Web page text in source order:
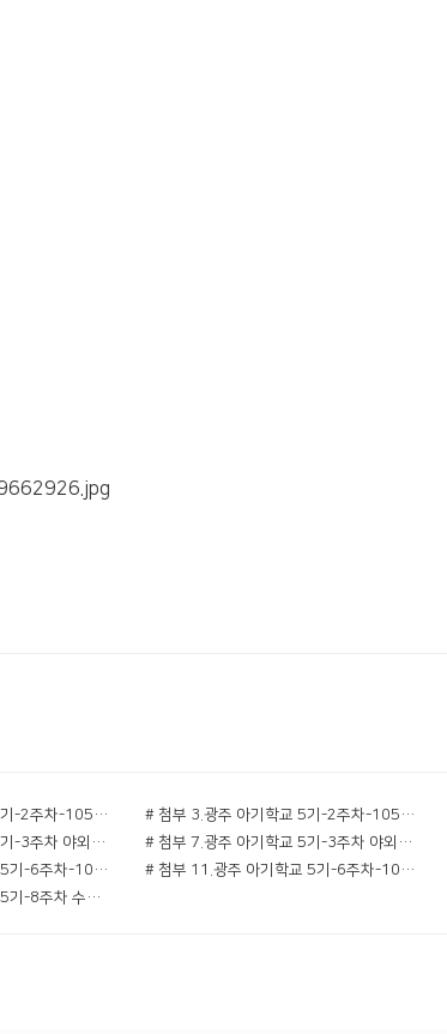
# 첨부 2.광주 아기학교 5기-2주차-10543017302.jpg # 첨부 3.광주 아기학교 5기-2주차-10543017317.jpg
# 첨부 6.광주 아기학교 5기-3주차 야외학습-10660508563.jpg # 첨부 7.광주 아기학교 5기-3주차 야외학습-10660575826.jpg
# 첨부 10.광주 아기학교 5기-6주차-10902291231.jpg # 첨부 11.광주 아기학교 5기-6주차-10917349940.jpg
# 첨부 14.광주 아기학교 5기-8주차 수료식 다음에 만나요💕-11059662926.jpg